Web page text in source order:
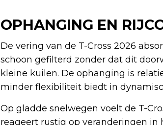
OPHANGING EN
De vering van de T-Cross 2026
schoon gefilterd zonder dat dit
kleine kuilen. De ophanging is
minder flexibiliteit biedt in
Op gladde snelwegen voelt de T-
reageert rustig op veranderingen